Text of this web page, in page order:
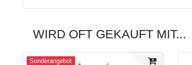
WIRD OFT GEKAUFT MIT...
Sonderangebot